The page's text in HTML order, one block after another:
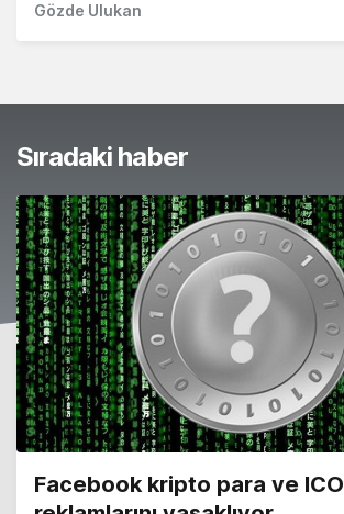
Gözde Ulukan
Sıradaki haber
Facebook kripto para ve ICO